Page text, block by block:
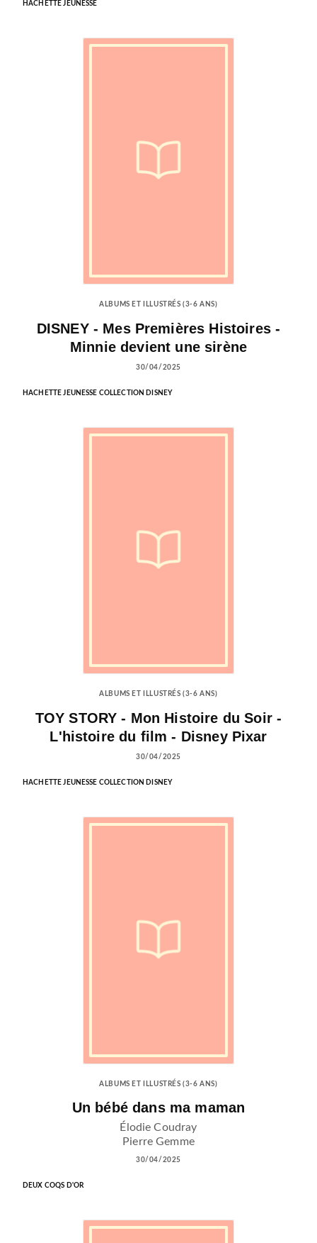
HACHETTE JEUNESSE
ALBUMS ET ILLUSTRÉS (3-6 ANS)
DISNEY - Mes Premières Histoires -
Minnie devient une sirène
30/04/2025
HACHETTE JEUNESSE COLLECTION DISNEY
ALBUMS ET ILLUSTRÉS (3-6 ANS)
TOY STORY - Mon Histoire du Soir -
L'histoire du film - Disney Pixar
30/04/2025
HACHETTE JEUNESSE COLLECTION DISNEY
ALBUMS ET ILLUSTRÉS (3-6 ANS)
Un bébé dans ma maman
Élodie Coudray
Pierre Gemme
30/04/2025
DEUX COQS D'OR